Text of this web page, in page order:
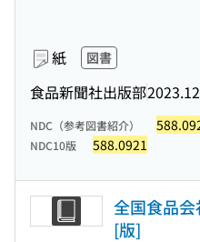
紙 図書
食品新聞社出版部2023.12
NDC（参考図書紹介）
NDC10版 588.0921
全国食品
[版]